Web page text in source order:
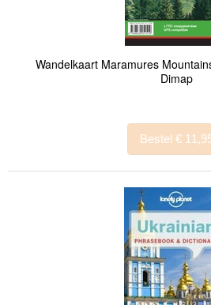
Wandelkaart Maramures
Dimap
Bestel €